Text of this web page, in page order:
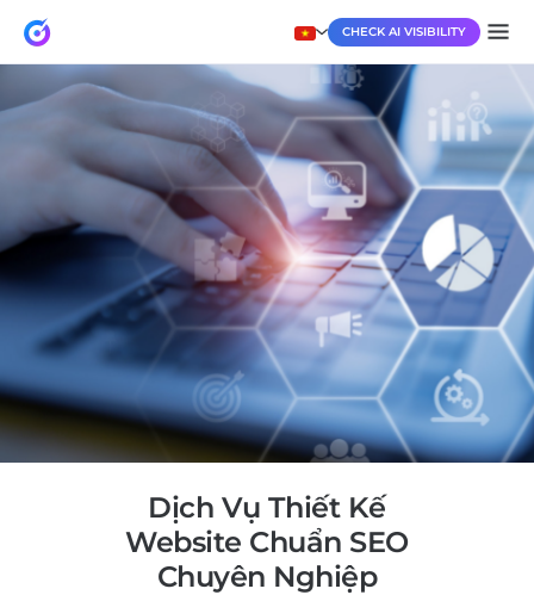
CHECK AI VISIBILITY
Dịch Vụ Thiết Kế
Website Chuẩn SEO
Chuyên Nghiệp